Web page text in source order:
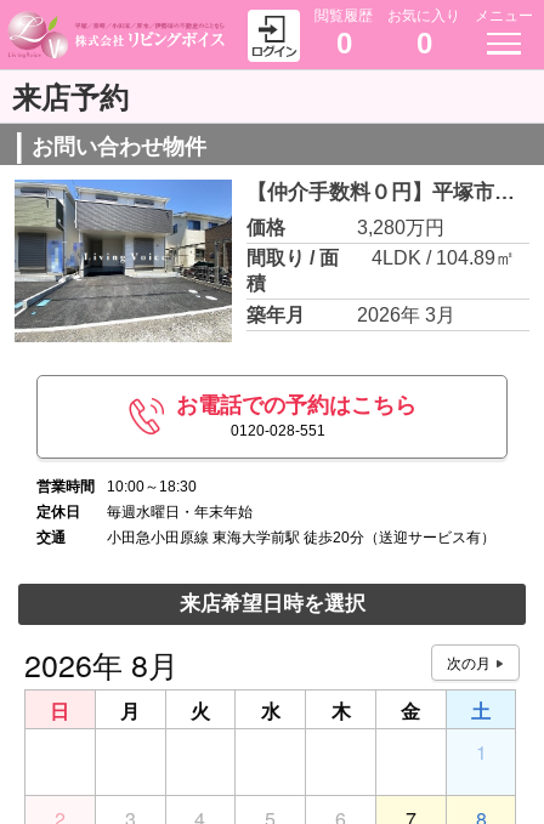
閲覧履歴
0
お気に入り
0
メニュー
来店予約
お問い合わせ物件
【仲介手数料０円】平塚市達上ヶ丘第4 新築一戸建て 2号棟 全2棟
価格
3,280万円
間取り / 面
積
4LDK / 104.89㎡
築年月 2026年 3月
お電話での予約はこちら
0120-028-551
営業時間
10:00～18:30
定休日
毎週水曜日・年末年始
交通
小田急小田原線 東海大学前駅 徒歩20分（送迎サービス有）
来店希望日時を選択
2026年 8月
日 月 火 水 木 金
土
1